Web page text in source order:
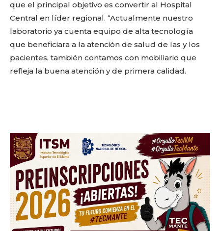
Don't miss
out!
to stay in the loop.
que el principal objetivo es convertir al Hospital
Central en líder regional. “Actualmente nuestro
laboratorio ya cuenta equipo de alta tecnología
que beneficiara a la atención de salud de las y los
pacientes, también contamos con mobiliario que
refleja la buena atención y de primera calidad.